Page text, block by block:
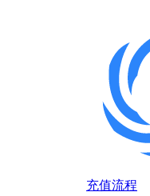
充值流程